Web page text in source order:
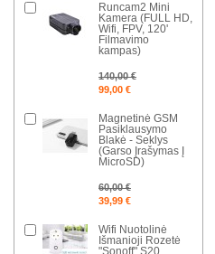
Runcam2 Mini
Kamera (FULL HD,
Wifi, FPV, 120'
Filmavimo
kampas)
140,00 €
99,00 €
Magnetinė GSM
Pasiklausymo
Blakė - Seklys
(Garso Įrašymas Į
MicroSD)
60,00 €
39,99 €
Wifi Nuotolinė
Išmanioji Rozetė
"Sonoff" S20